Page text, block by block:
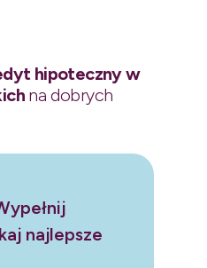
hipoteczny w
na dobrych
najlepsze